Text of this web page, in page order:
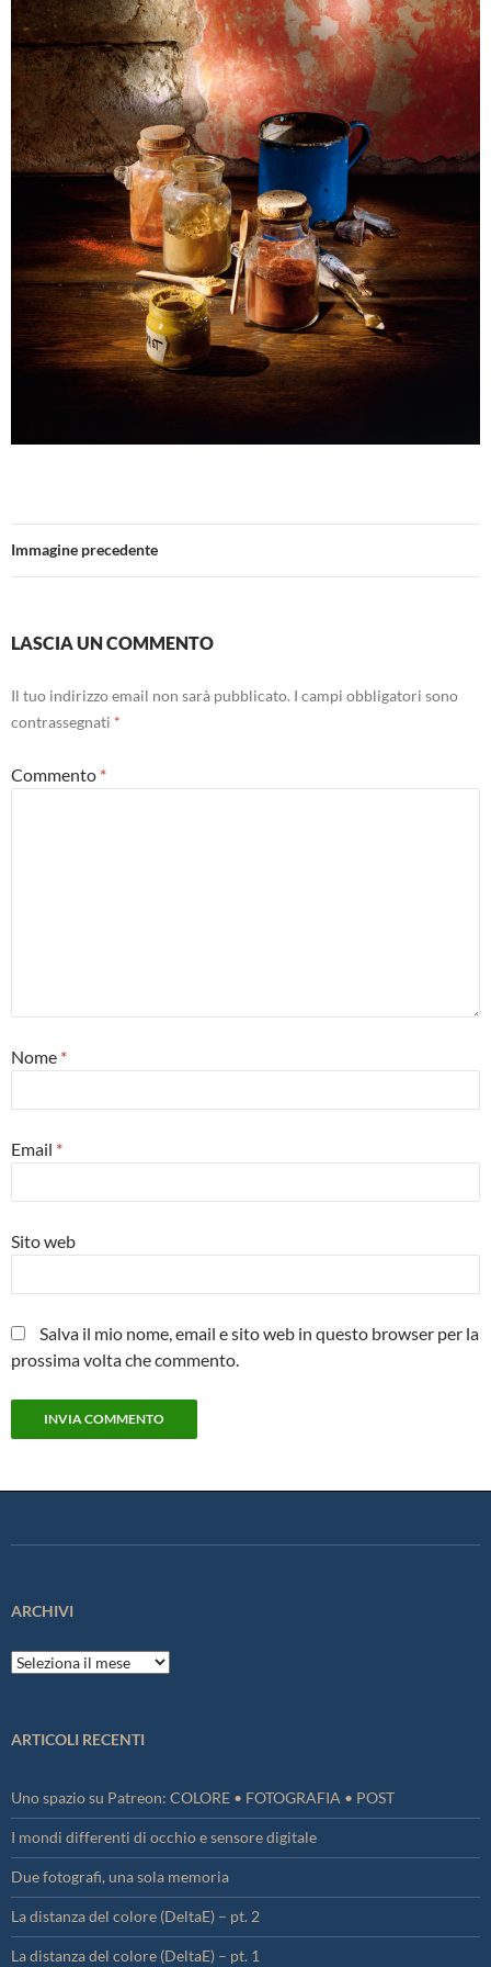
Immagine precedente
LASCIA UN COMMENTO
Il tuo indirizzo email non sarà pubblicato. I campi obbligatori sono
contrassegnati *
Commento *
Nome *
Email *
Sito web
Salva il mio nome, email e sito web in questo browser per la
prossima volta che commento.
ARCHIVI
Archivi
ARTICOLI RECENTI
Uno spazio su Patreon: COLORE • FOTOGRAFIA • POST
I mondi differenti di occhio e sensore digitale
Due fotografi, una sola memoria
La distanza del colore (DeltaE) – pt. 2
La distanza del colore (DeltaE) – pt. 1